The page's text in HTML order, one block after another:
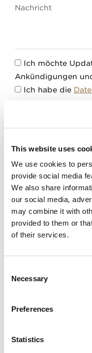
This website uses
We use cookies to
provide social media
We also share
our social media,
may combine it with
provided to them or
of their services.
Selection
Necessary
Preferences
Statistics
Nachricht
Ich möchte
Ankündigungen
Ich habe die
stimme ihnen zu
SENDEN